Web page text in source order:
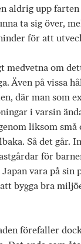
aldrig upp farten
ta sig över,
för att
medvetna om
Även på vissa
där man som
i varsin
liksom små
Så det går.
för
vara på sin
bygga bra
förefaller